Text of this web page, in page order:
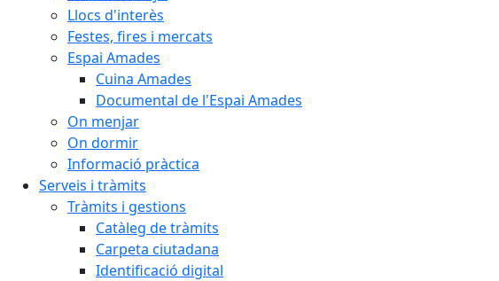
Llocs d'interès
Festes, fires i mercats
Espai Amades
Cuina Amades
Documental de l'Espai Amades
On menjar
On dormir
Informació pràctica
Serveis i tràmits
Tràmits i gestions
Catàleg de tràmits
Carpeta ciutadana
Identificació digital